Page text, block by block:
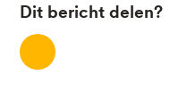
Dit bericht delen?